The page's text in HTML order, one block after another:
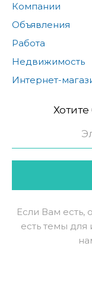
Компании
Объявления
Работа
Недвижимость
Интернет-
Если Вам есть,
есть темы для